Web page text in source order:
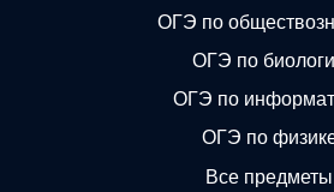
ОГЭ по
ОГЭ по
ОГЭ по
ОГЭ по
Все предметы